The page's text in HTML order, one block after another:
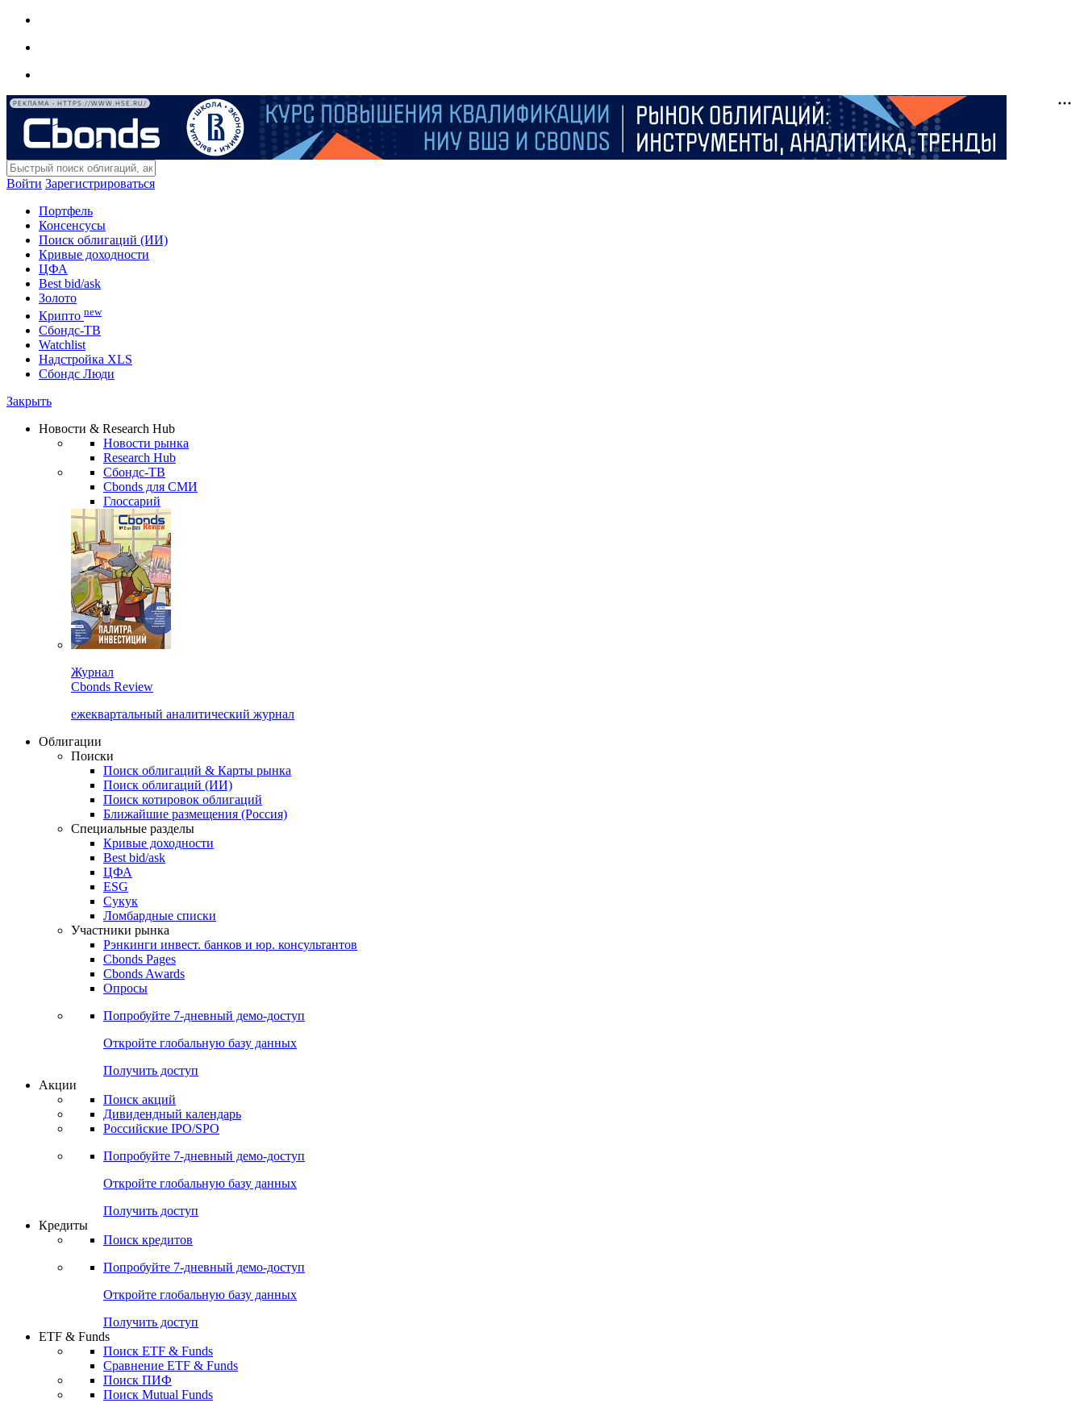
РЕКЛАМА • HTTPS://WWW.HSE.RU/
Войти Зарегистрироваться
Портфель
Консенсусы
Поиск облигаций (ИИ)
Кривые доходности
ЦФА
Best bid/ask
Золото
Крипто new
Сбондс-ТВ
Watchlist
Надстройка XLS
Сбондс Люди
Закрыть
Новости & Research Hub
Новости рынка
Research Hub
Сбондс-ТВ
Cbonds для СМИ
Глоссарий
Журнал
Cbonds Review
ежеквартальный аналитический журнал
Облигации
Поиски
Поиск облигаций & Карты рынка
Поиск облигаций (ИИ)
Поиск котировок облигаций
Ближайшие размещения (Россия)
Специальные разделы
Кривые доходности
Best bid/ask
ЦФА
ESG
Сукук
Ломбардные списки
Участники рынка
Рэнкинги инвест. банков и юр. консультантов
Cbonds Pages
Cbonds Awards
Опросы
Попробуйте 7-дневный демо-доступ
Откройте глобальную базу данных
Получить доступ
Акции
Поиск акций
Дивидендный календарь
Российские IPO/SPO
Попробуйте 7-дневный демо-доступ
Откройте глобальную базу данных
Получить доступ
Кредиты
Поиск кредитов
Попробуйте 7-дневный демо-доступ
Откройте глобальную базу данных
Получить доступ
ETF & Funds
Поиск ETF & Funds
Сравнение ETF & Funds
Поиск ПИФ
Поиск Mutual Funds